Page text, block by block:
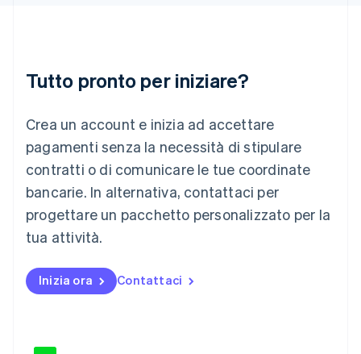
Tutto pronto per iniziare?
Crea un account e inizia ad accettare
pagamenti senza la necessità di stipulare
contratti o di comunicare le tue coordinate
bancarie. In alternativa, contattaci per
progettare un pacchetto personalizzato per la
tua attività.
Inizia ora Contattaci
English
FrançaisDeutschEnglish
English简体中文
Malta
English
Messico
Español English
Norvegia
Nuova Zelanda
English
Paesi Bassi
English